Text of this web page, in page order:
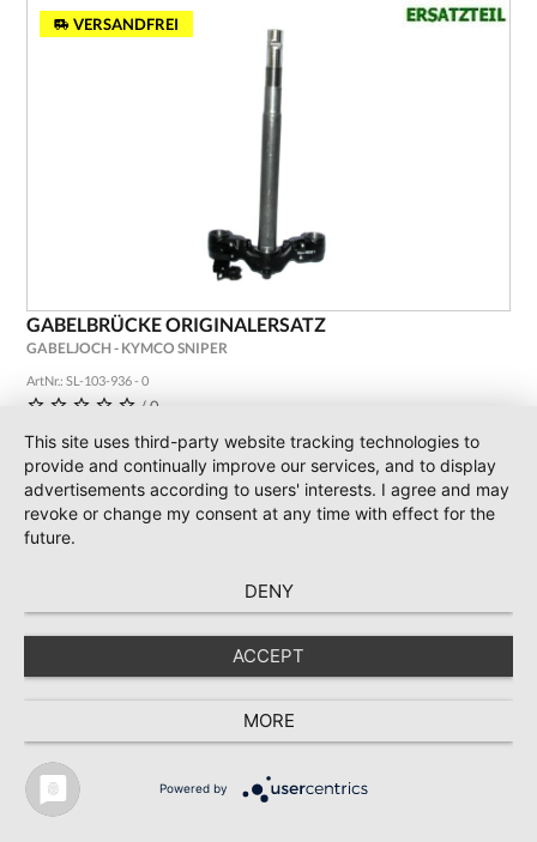
VERSANDFREI
GABELBRÜCKE ORIGINALERSATZ
GABELJOCH - KYMCO SNIPER
ArtNr.: SL-103-936 - 0
/ 0
115,49 € *
incl. 19 % Mwst.
This site uses third-party website tracking technologies to
provide and continually improve our services, and to display
advertisements according to users' interests. I agree and may
revoke or change my consent at any time with effect for the
future.
DENY
ACCEPT
MORE
Powered by